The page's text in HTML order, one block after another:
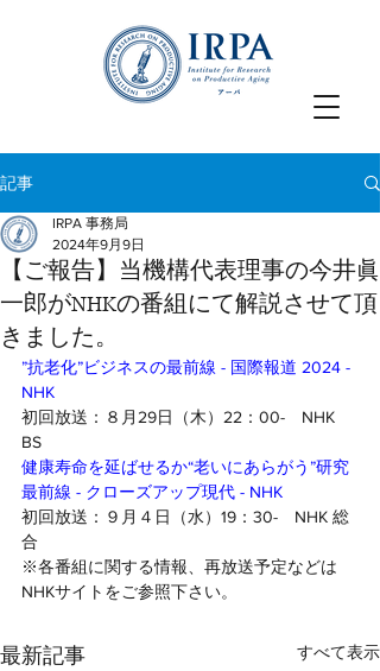
記事
【ご報告】当機構代表理事の今井眞
一郎がNHKの番組にて解説させて頂
きました。
IRPA 事務局
2024年9月9日
”抗老化”ビジネスの最前線 - 国際報道 2024 -
NHK
初回放送：８月29日（木）22：00-　NHK
BS
健康寿命を延ばせるか“老いにあらがう”研究
最前線 - クローズアップ現代 - NHK
初回放送：９月４日（水）19：30-　NHK 総
合
※各番組に関する情報、再放送予定などは
NHKサイトをご参照下さい。
最新記事 すべて表示